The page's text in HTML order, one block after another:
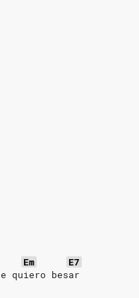
Em
E7
quiero besar